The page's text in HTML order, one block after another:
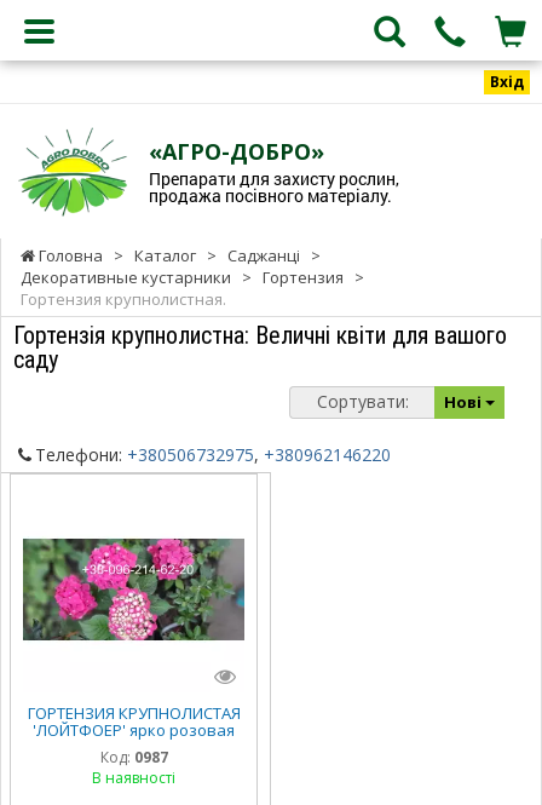
Вхід
«АГРО-ДОБРО»
Препарати для захисту рослин,
продажа посівного матеріалу.
Головна > Каталог > Саджанці
>
Декоративные кустарники
> Гортензия
>
Гортензия крупнолистная.
Гортензія крупнолистна: Величні квіти для вашого
саду
Сортувати: Нові
Телефони: +380506732975, +380962146220
ГОРТЕНЗИЯ КРУПНОЛИСТАЯ
'ЛОЙТФОЕР' ярко розовая
С5л
Код: 0987
В наявності